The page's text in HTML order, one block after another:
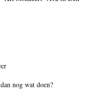
nog wat doen?